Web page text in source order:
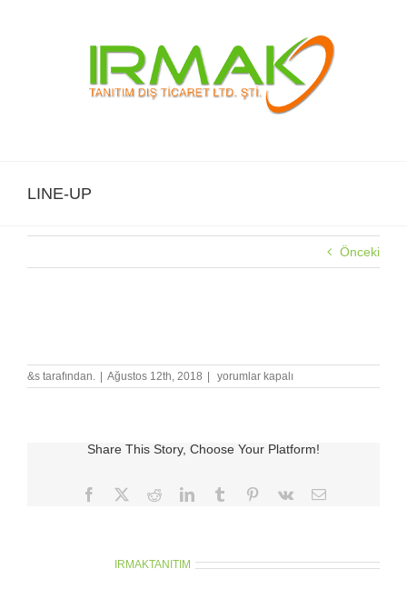
LINE-UP
Önceki
&s tarafından. Ağustos 12th, 2018
LINE-
UP
yorumlar kapalı
Share This Story, Choose Your Platform!
Facebook RedditLinkedInTumblr Pinterest
Vk
E-
IRMAKTANITIM